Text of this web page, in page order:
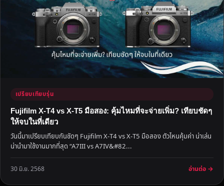
เปรียบเทียบรุ่น
Fujifilm X-T4 vs X-T5 มือสอง: คุ้มไหมที่จะจ่ายเพิ่ม? เทียบชัดๆ
ให้จบในที่เดียว
วันนี้มาเปรียบเทียบกันชัดๆ Fujifilm X-T4 vs X-T5 มือสอง ตัวไหนคุ้มค่า น่าเล่น
น่านำมาใช้งานมากที่สุด “A7III vs A7IV&#82...
30 มิ.ย. 2568 อ่านต่อ →